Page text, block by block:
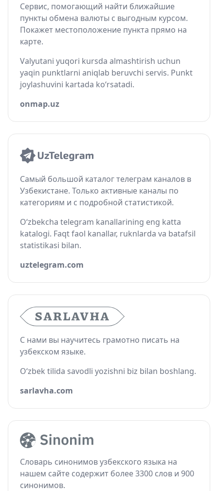
Сервис, помогающий найти ближайшие
пункты обмена валюты с выгодным курсом.
Покажет местоположение пункта прямо на
карте.
Valyutani yuqori kursda almashtirish uchun
yaqin punktlarni aniqlab beruvchi servis. Punkt
joylashuvini kartada ko‘rsatadi.
onmap.uz
Самый большой каталог телеграм каналов в
Узбекистане. Только активные каналы по
категориям и с подробной статистикой.
O‘zbekcha telegram kanallarining eng katta
katalogi. Faqt faol kanallar, ruknlarda va batafsil
statistikasi bilan.
uztelegram.com
С нами вы научитесь грамотно писать на
узбекском языке.
O‘zbek tilida savodli yozishni biz bilan boshlang.
sarlavha.com
Словарь синонимов узбекского языка на
нашем сайте содержит более 3300 слов и 900
синонимов.